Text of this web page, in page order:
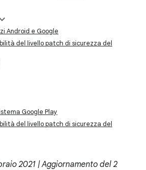
Android e Google
del livello patch di sicurezza del
Google Play
del livello patch di sicurezza del
2021 | Aggiornamento del 2